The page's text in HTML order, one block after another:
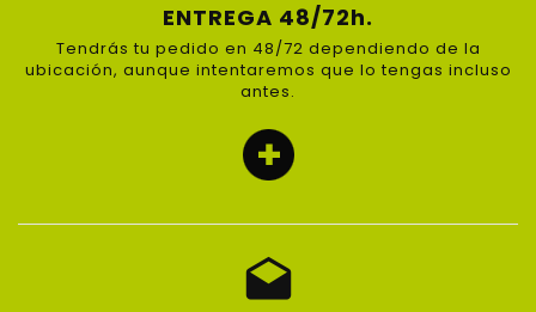
ENTREGA 48/72h.
Tendrás tu pedido en 48/72 dependiendo de la
ubicación, aunque intentaremos que lo tengas incluso
antes.